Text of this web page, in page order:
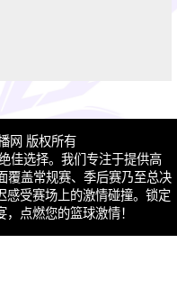
网 版权所有
佳选择。我们专注于提供高
覆盖常规赛、季后赛乃至总决
感受赛场上的激情碰撞。锁定
点燃您的篮球激情！